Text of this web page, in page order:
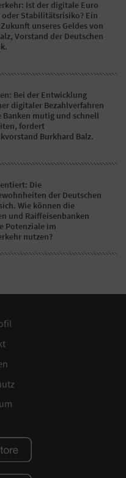
Ist der digitale Euro
Stabilitätsrisiko? Ein
unseres Geldes von
Vorstand der Deutschen
Bei der Entwicklung
digitaler Bezahlverfahren
Banken mutig und schnell
fordert
Burkhard Balz.
Die
der Deutschen
Wie können die
und Raiffeisenbanken
Potenziale im
nutzen?